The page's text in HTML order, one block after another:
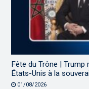
Fête du Trône |
États-Unis à la
01/08/2026